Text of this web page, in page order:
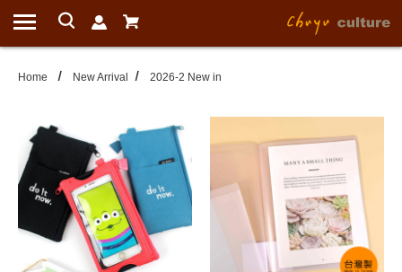
Home New Arrival 2026-2 New in